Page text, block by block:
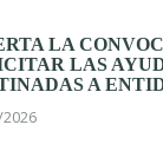
LA
LAS
A